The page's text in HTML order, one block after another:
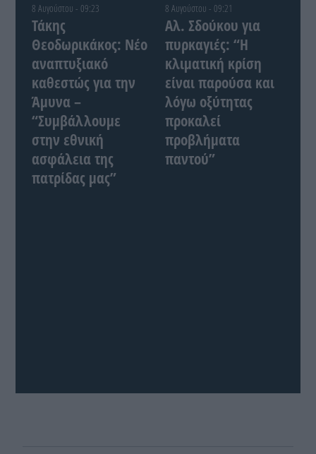
8 Αυγούστου - 09:23
Τάκης
Θεοδωρικάκος: Νέο
αναπτυξιακό
καθεστώς για την
Άμυνα –
“Συμβάλλουμε
στην εθνική
ασφάλεια της
πατρίδας μας”
8 Αυγούστου - 09:21
Αλ. Σδούκου για
πυρκαγιές: “Η
κλιματική κρίση
είναι παρούσα και
λόγω οξύτητας
προκαλεί
προβλήματα
παντού”